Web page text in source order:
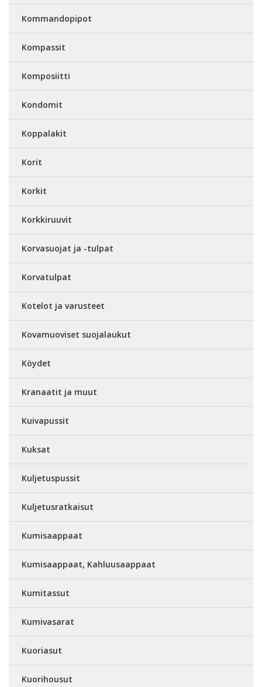
Kommandopipot
Kompassit
Komposiitti
Kondomit
Koppalakit
Korit
Korkit
Korkkiruuvit
Korvasuojat ja -tulpat
Korvatulpat
Kotelot ja varusteet
Kovamuoviset suojalaukut
Köydet
Kranaatit ja muut
Kuivapussit
Kuksat
Kuljetuspussit
Kuljetusratkaisut
Kumisaappaat
Kumisaappaat, Kahluusaappaat
Kumitassut
Kumivasarat
Kuoriasut
Kuorihousut